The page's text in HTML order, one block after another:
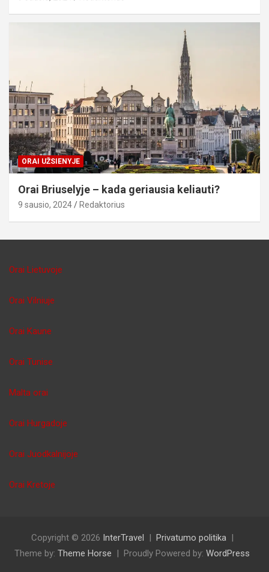
ORAI UŽSIENYJE
Orai Briuselyje – kada geriausia keliauti?
9 sausio, 2024 Redaktorius
Orai Lietuvoje
Orai Vilniuje
Orai Kaune
Orai Tunise
Malta orai
Orai Hurgadoje
Orai Juodkalnijoje
Orai Kretoje
Copyright © 2026 InterTravel
Privatumo politika
Theme by: Theme Horse Proudly Powered by: WordPress